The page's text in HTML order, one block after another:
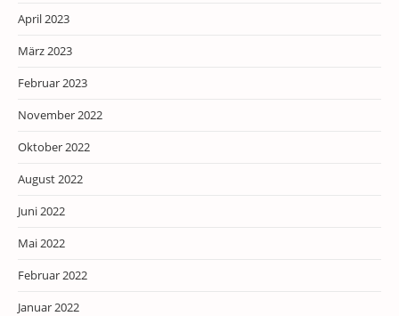
April 2023
März 2023
Februar 2023
November 2022
Oktober 2022
August 2022
Juni 2022
Mai 2022
Februar 2022
Januar 2022